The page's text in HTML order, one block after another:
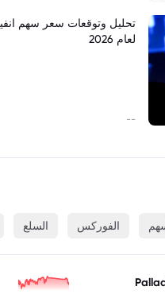
الفوركس السلع
لعام 2026
--